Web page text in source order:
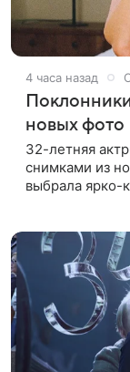
4 часа назад
новых фото
32-летняя
снимками из
выбрала ярко-